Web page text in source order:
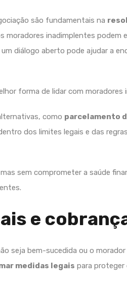
são fundamentais na
moradores inadimplentes podem
um diálogo aberto pode ajudar a
como parcelamento
dos limites legais e das
sem comprometer a saúde
e
seja bem-sucedida ou o
medidas legais para proteger